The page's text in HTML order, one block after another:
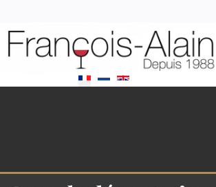
Sélectionnez votre